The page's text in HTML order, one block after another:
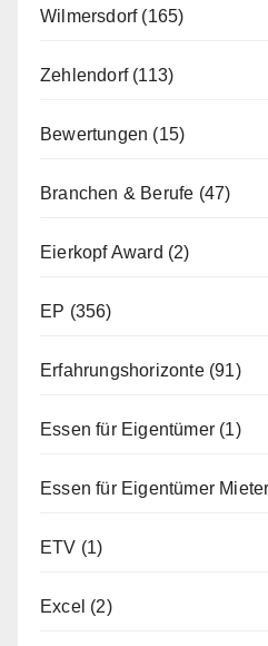
Wilmersdorf(165)
Zehlendorf(113)
Bewertungen (15)
Branchen & Berufe (47)
Eierkopf Award (2)
EP (356)
Erfahrungshorizonte(91)
Essen für Eigentümer (1)
Essen für Eigentümer
ETV (1)
Excel (2)